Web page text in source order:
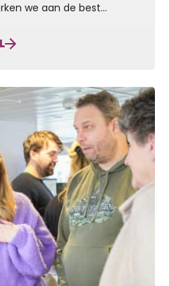
we aan de best
alleen in voor
zorg voor
deze zeldzame
een genezende…